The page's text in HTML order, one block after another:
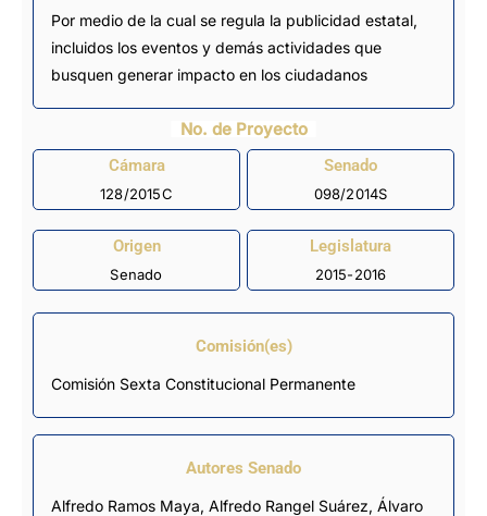
Por medio de la cual se regula la publicidad estatal,
incluidos los eventos y demás actividades que
busquen generar impacto en los ciudadanos
No. de Proyecto
Cámara
128/2015C
Senado
098/2014S
Origen
Senado
Legislatura
2015-2016
Comisión(es)
Comisión Sexta Constitucional Permanente
Autores Senado
Alfredo Ramos Maya, Alfredo Rangel Suárez, Álvaro